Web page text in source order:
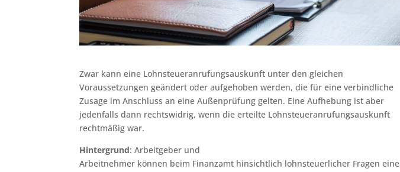
Zwar kann eine Lohnsteueranrufungsauskunft unter den gleichen
Voraussetzungen geändert oder aufgehoben werden, die für eine verbindliche
Zusage im Anschluss an eine Außenprüfung gelten. Eine Aufhebung ist aber
jedenfalls dann rechtswidrig, wenn die erteilte Lohnsteueranrufungsauskunft
rechtmäßig war.
Hintergrund: Arbeitgeber und
Arbeitnehmer können beim Finanzamt hinsichtlich lohnsteuerlicher Fragen eine